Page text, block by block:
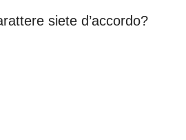
siete d’accordo?